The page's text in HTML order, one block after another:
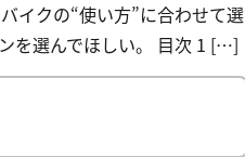
イクの“使い方”に合わせて選
を選んでほしい。 目次 1 […]